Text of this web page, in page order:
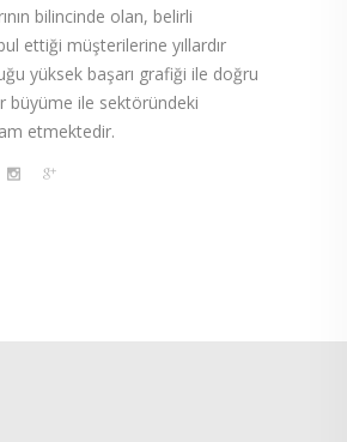
bilincinde olan, belirli
ettiği müşterilerine yıllardır
yüksek başarı grafiği ile doğru
büyüme ile sektöründeki
etmektedir.